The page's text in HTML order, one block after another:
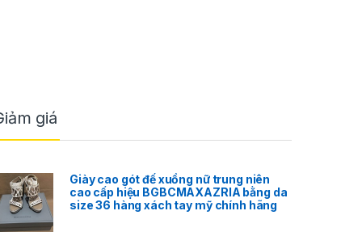
giá
Giày cao gót đế xuồng nữ trung niên
cao cấp hiệu BGBCMAXAZRIA bằng da
size 36 hàng xách tay mỹ chính hãng